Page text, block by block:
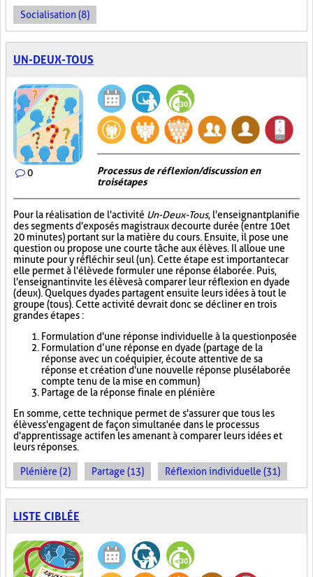
Socialisation (8)
UN-DEUX-TOUS
0
Processus de réflexion/discussion en
trois étapes
Pour la réalisation de l'activité Un-Deux-Tous, l'enseignant planifie
des segments d'exposés magistraux de courte durée (entre 10 et
20 minutes) portant sur la matière du cours. Ensuite, il pose une
question ou propose une courte tâche aux élèves. Il alloue une
minute pour y réfléchir seul (un). Cette étape est importante car
elle permet à l'élève de formuler une réponse élaborée. Puis,
l'enseignant invite les élèves à comparer leur réflexion en dyade
(deux). Quelques dyades partagent ensuite leurs idées à tout le
groupe (tous). Cette activité devrait donc se décliner en trois
grandes étapes :
Formulation d'une réponse individuelle à la question posée
Formulation d’une réponse en dyade (partage de la
réponse avec un coéquipier, écoute attentive de sa
réponse et création d'une nouvelle réponse plus élaborée
compte tenu de la mise en commun)
Partage de la réponse finale en plénière
En somme, cette technique permet de s'assurer que tous les
élèves s'engagent de façon simultanée dans le processus
d'apprentissage actif en les amenant à comparer leurs idées et
leurs réponses.
Plénière (2) Partage (13) Réflexion individuelle (31)
LISTE CIBLÉE